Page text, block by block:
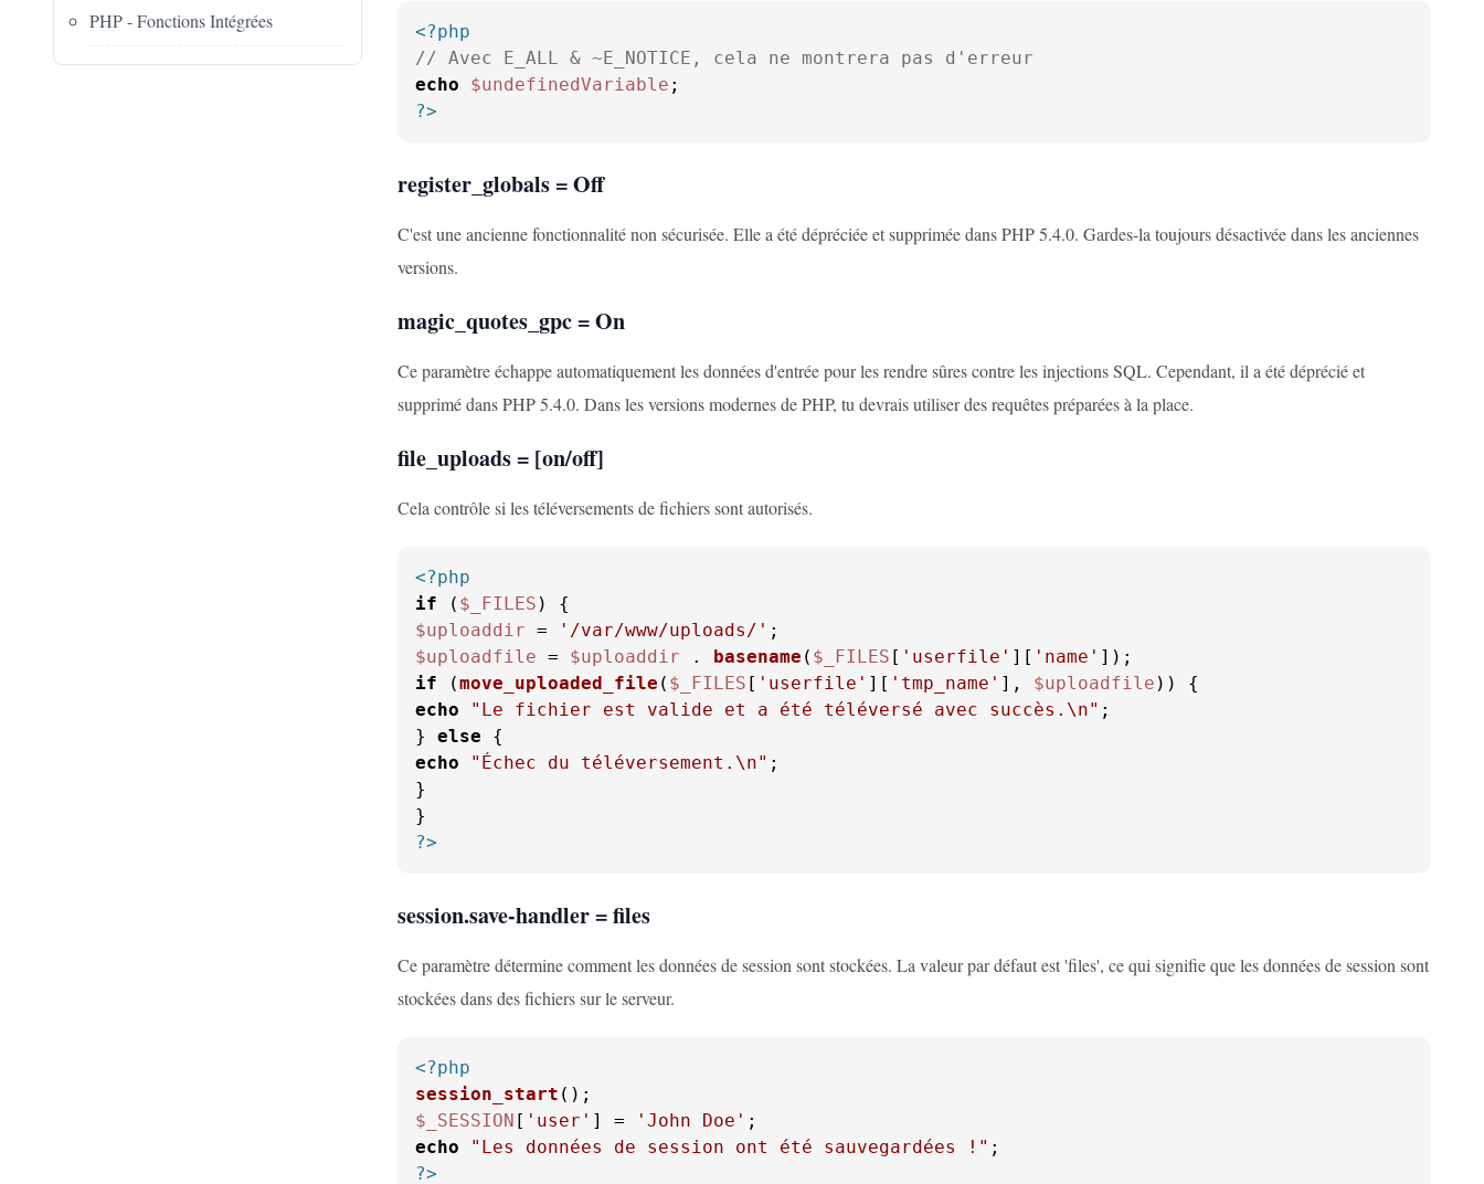
PHP - Fonctions Intégrées
<?php
// Avec E_ALL & ~E_NOTICE, cela ne montrera pas d'erreur
echo
$undefinedVariable
?>
register_globals = Off
C'est une ancienne fonctionnalité non sécurisée. Elle a été dépréciée et supprimée dans PHP 5.4.0. Gardes-la toujours désactivée dans les anciennes
versions.
magic_quotes_gpc = On
Ce paramètre échappe automatiquement les données d'entrée pour les rendre sûres contre les injections SQL. Cependant, il a été déprécié et
supprimé dans PHP 5.4.0. Dans les versions modernes de PHP, tu devrais utiliser des requêtes préparées à la place.
file_uploads = [on/off]
Cela contrôle si les téléversements de fichiers sont autorisés.
<?php
if ( $_FILES
$uploaddir = '/var/www/uploads/'
$uploadfile = $uploaddir . basename ( $_FILES [ 'userfile' ][ 'name'
if (move_uploaded_file ( $_FILES [ 'userfile' ][ 'tmp_name' ], $uploadfile
echo
"Le fichier est valide et a été téléversé avec succès.\n" ;
} else
echo
"Échec du téléversement.\n" ;
}
?>
session.save-handler = files
Ce paramètre détermine comment les données de session sont stockées. La valeur par défaut est 'files', ce qui signifie que les données de session sont
stockées dans des fichiers sur le serveur.
<?php
session_start
$_SESSION [ 'user' ] = 'John Doe'
echo
"Les données de session ont été sauvegardées !"
?>